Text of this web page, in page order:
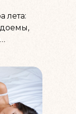
лета: